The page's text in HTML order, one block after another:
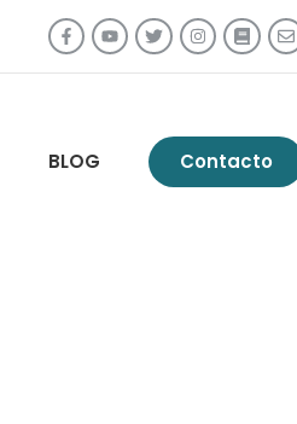
BLOG Contacto